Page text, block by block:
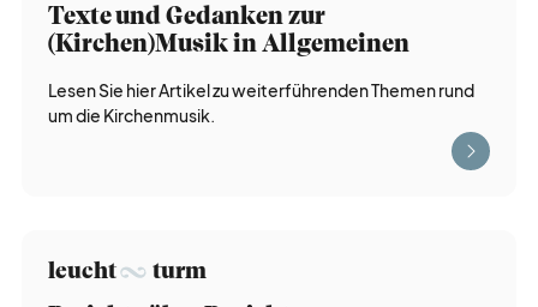
auf gefallen
kurz notiert
vertreib
Texte und Gedanken zur
(Kirchen)Musik in Allgemeinen
Lesen Sie hier Artikel zu weiterführenden Themen rund
um die Kirchenmusik.
leucht turm